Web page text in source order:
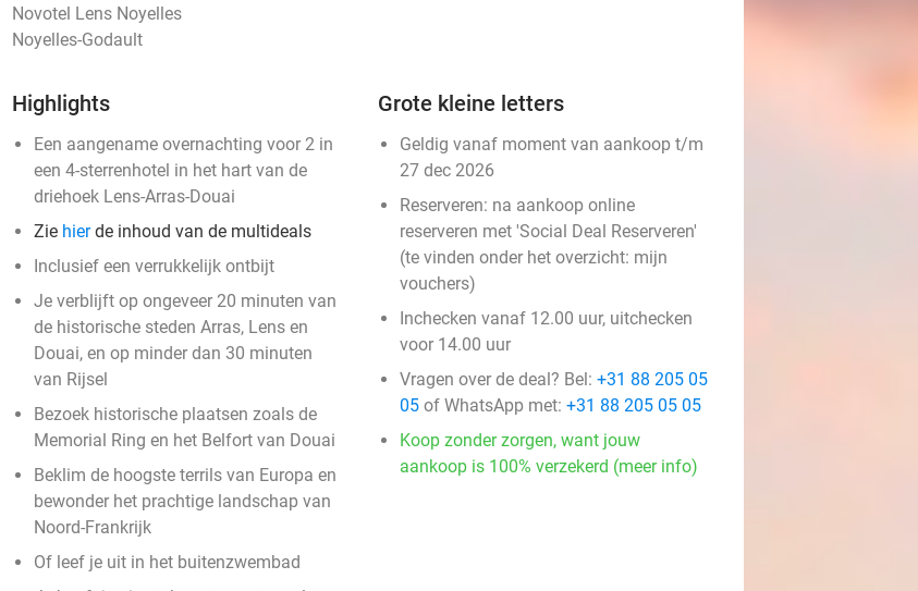
Novotel Lens Noyelles
Noyelles-Godault
Highlights
Een aangename overnachting voor 2 in
een 4-sterrenhotel in het hart van de
driehoek Lens-Arras-Douai
Zie hierde inhoud van de multideals
Inclusief een verrukkelijk ontbijt
Je verblijft op ongeveer 20 minuten van
de historische steden Arras, Lens en
Douai, en op minder dan 30 minuten
van Rijsel
Bezoek historische plaatsen zoals de
Memorial Ring en het Belfort van Douai
Beklim de hoogste terrils van Europa en
bewonder het prachtige landschap van
Noord-Frankrijk
Of leef je uit in het buitenzwembad
Grote kleine letters
Geldig vanaf moment van aankoop t/m
27 dec 2026
Reserveren: na aankoop online
reserveren met 'Social Deal Reserveren'
(te vinden onder het overzicht: mijn
vouchers)
Inchecken vanaf 12.00 uur, uitchecken
voor 14.00 uur
Vragen over de deal? Bel: +31 88 205 05
05 of WhatsApp met: +31 88 205 05 05
Koop zonder zorgen, want jouw
aankoop is 100% verzekerd (meer info)